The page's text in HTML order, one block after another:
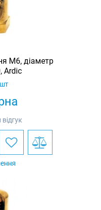
M6, діаметр
Ardic